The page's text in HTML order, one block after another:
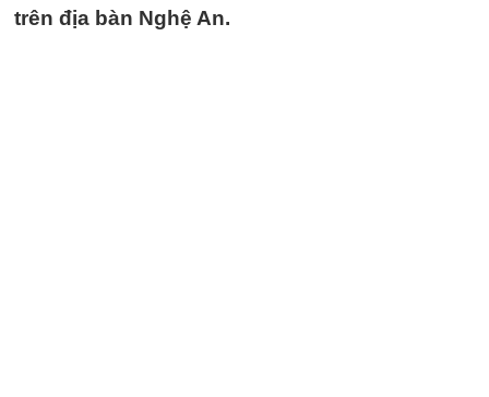
trên địa bàn Nghệ An.